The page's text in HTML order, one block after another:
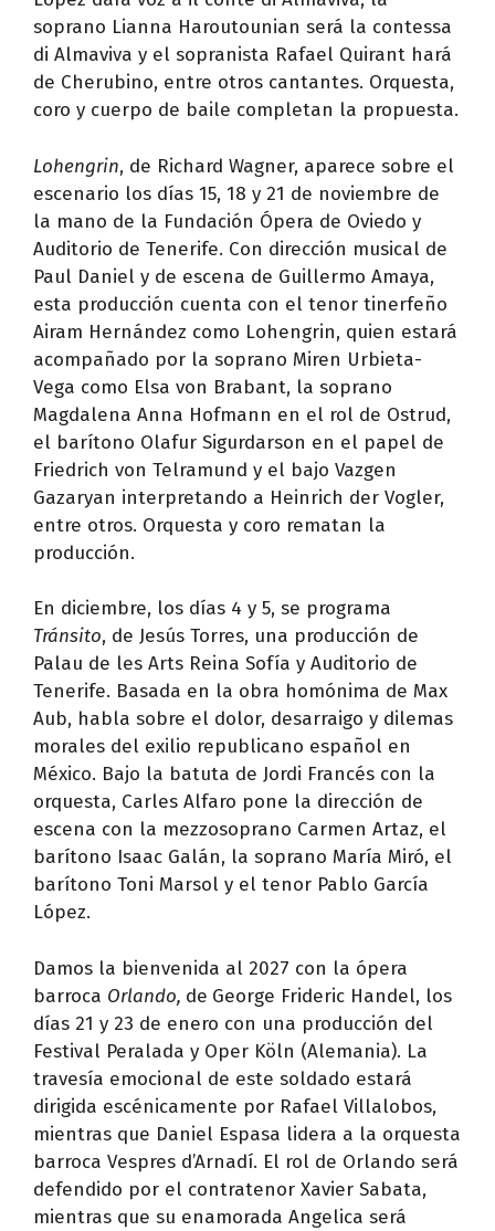
soprano Lianna Haroutounian será la contessa
di Almaviva y el sopranista Rafael Quirant hará
de Cherubino, entre otros cantantes. Orquesta,
coro y cuerpo de baile completan la propuesta.
Lohengrin, de Richard Wagner, aparece sobre el
escenario los días 15, 18 y 21 de noviembre de
la mano de la Fundación Ópera de Oviedo y
Auditorio de Tenerife. Con dirección musical de
Paul Daniel y de escena de Guillermo Amaya,
esta producción cuenta con el tenor tinerfeño
Airam Hernández como Lohengrin, quien estará
acompañado por la soprano Miren Urbieta-
Vega como Elsa von Brabant, la soprano
Magdalena Anna Hofmann en el rol de Ostrud,
el barítono Olafur Sigurdarson en el papel de
Friedrich von Telramund y el bajo Vazgen
Gazaryan interpretando a Heinrich der Vogler,
entre otros. Orquesta y coro rematan la
producción.
En diciembre, los días 4 y 5, se programa
Tránsito, de Jesús Torres, una producción de
Palau de les Arts Reina Sofía y Auditorio de
Tenerife. Basada en la obra homónima de Max
Aub, habla sobre el dolor, desarraigo y dilemas
morales del exilio republicano español en
México. Bajo la batuta de Jordi Francés con la
orquesta, Carles Alfaro pone la dirección de
escena con la mezzosoprano Carmen Artaz, el
barítono Isaac Galán, la soprano María Miró, el
barítono Toni Marsol y el tenor Pablo García
López.
Damos la bienvenida al 2027 con la ópera
barroca Orlando, de George Frideric Handel, los
días 21 y 23 de enero con una producción del
Festival Peralada y Oper Köln (Alemania). La
travesía emocional de este soldado estará
dirigida escénicamente por Rafael Villalobos,
mientras que Daniel Espasa lidera a la orquesta
barroca Vespres d’Arnadí. El rol de Orlando será
defendido por el contratenor Xavier Sabata,
mientras que su enamorada Angelica será